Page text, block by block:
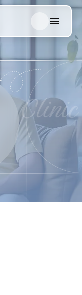
English
日本語
中文